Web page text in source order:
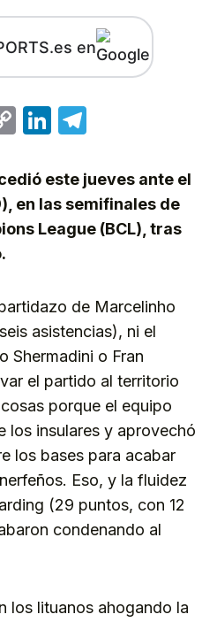
en
CopyLinkedIn
este jueves ante el
en las semifinales de
League (BCL), tras
de Marcelinho
asistencias), ni el
Shermadini o Fran
el partido al territorio
porque el equipo
los insulares y aprovechó
los bases para acabar
Eso, y la fluidez
(29 puntos, con 12
condenando al
los lituanos ahogando la